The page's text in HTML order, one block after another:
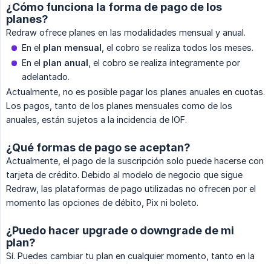
¿Cómo funciona la forma de pago de los
planes?
Redraw ofrece planes en las modalidades mensual y anual.
En el plan mensual , el cobro se realiza todos los meses.
En el plan anual , el cobro se realiza íntegramente por
adelantado.
Actualmente, no es posible pagar los planes anuales en cuotas.
Los pagos, tanto de los planes mensuales como de los
anuales, están sujetos a la incidencia de IOF.
¿Qué formas de pago se aceptan?
Actualmente, el pago de la suscripción solo puede hacerse con
tarjeta de crédito. Debido al modelo de negocio que sigue
Redraw, las plataformas de pago utilizadas no ofrecen por el
momento las opciones de débito, Pix ni boleto.
¿Puedo hacer upgrade o downgrade de mi
plan?
Sí. Puedes cambiar tu plan en cualquier momento, tanto en la